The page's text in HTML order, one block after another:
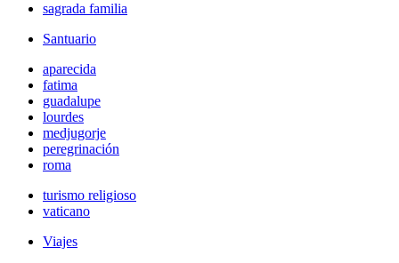
sagrada familia
Santuario
aparecida
fatima
guadalupe
lourdes
medjugorje
peregrinación
roma
turismo religioso
vaticano
Viajes